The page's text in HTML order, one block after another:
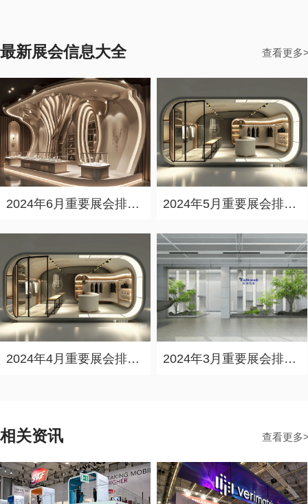
最新展会信息大全 查看更多
2024年6月重要展会排期信息，展会策划展台设计搭建公司推荐 2024年5月重要展会排期信息，展台设计定制厂家推荐
2024年4月重要展会排期信息，展会展台设计搭建公司推荐 2024年3月重要展会排期信息，展台设计搭建公司推荐
相关资讯 查看更多